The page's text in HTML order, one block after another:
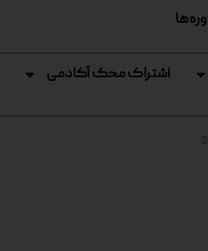
اشتراک محک آکادمی